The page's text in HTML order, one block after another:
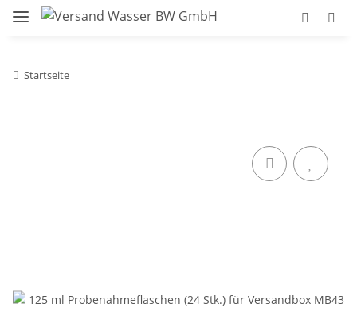
Startseite